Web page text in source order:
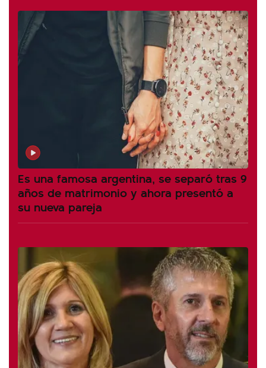
Es una famosa argentina, se separó tras 9
años de matrimonio y ahora presentó a
su nueva pareja